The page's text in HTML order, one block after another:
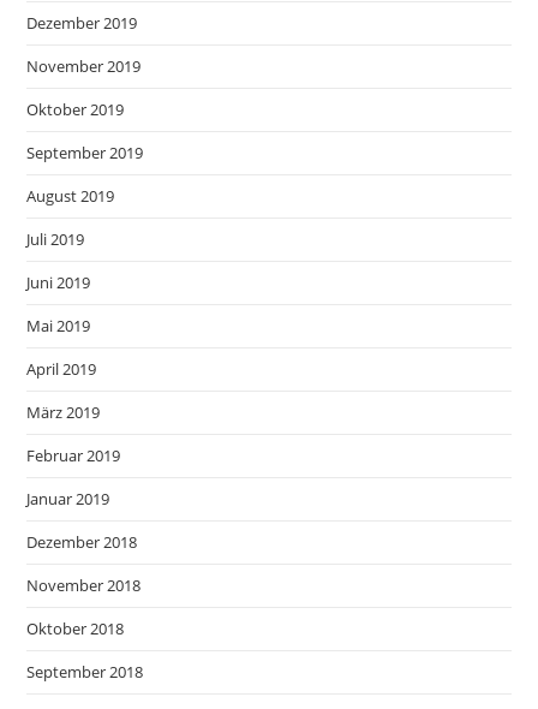
Dezember 2019
November 2019
Oktober 2019
September 2019
August 2019
Juli 2019
Juni 2019
Mai 2019
April 2019
März 2019
Februar 2019
Januar 2019
Dezember 2018
November 2018
Oktober 2018
September 2018